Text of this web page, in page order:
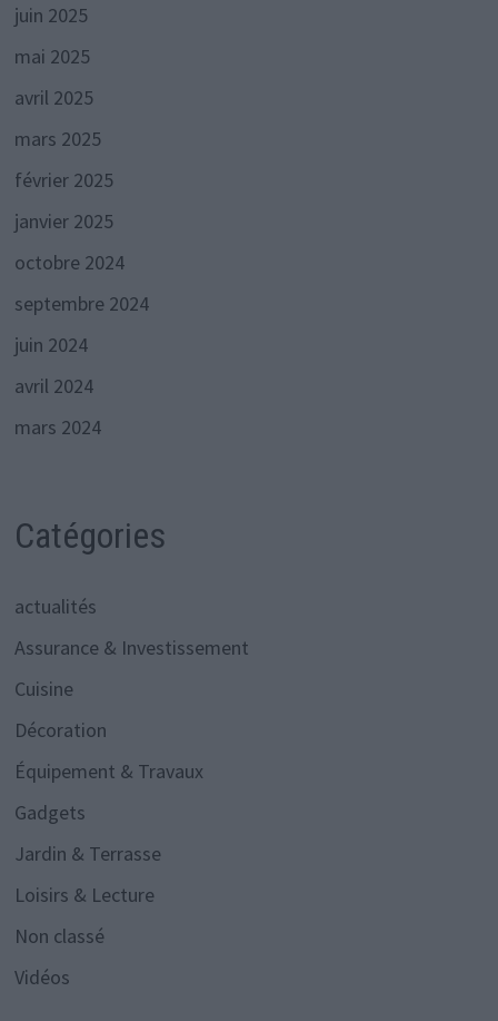
juin 2025
mai 2025
avril 2025
mars 2025
février 2025
janvier 2025
octobre 2024
septembre 2024
juin 2024
avril 2024
mars 2024
Catégories
actualités
Assurance & Investissement
Cuisine
Décoration
Équipement & Travaux
Gadgets
Jardin & Terrasse
Loisirs & Lecture
Non classé
Vidéos